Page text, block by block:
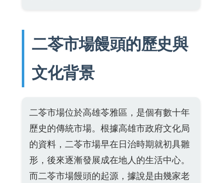
二苓市場饅頭的歷史與
文化背景
二苓市場位於高雄苓雅區，是個有數十年
歷史的傳統市場。根據高雄市政府文化局
的資料，二苓市場早在日治時期就初具雛
形，後來逐漸發展成在地人的生活中心。
而二苓市場饅頭的起源，據說是由幾家老